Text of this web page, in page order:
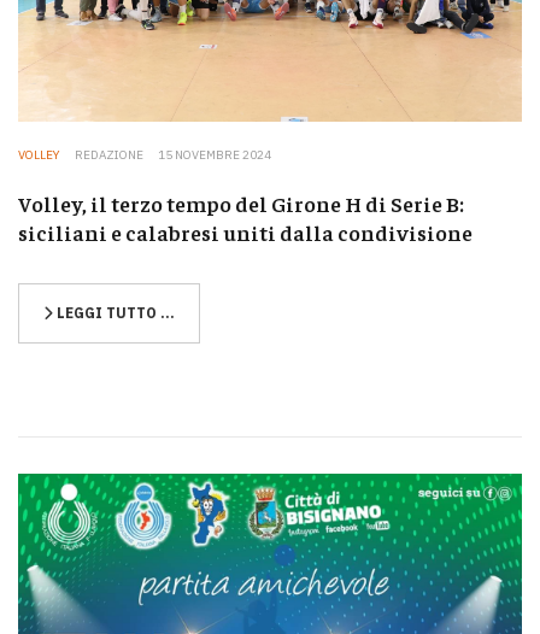
VOLLEY REDAZIONE 15 NOVEMBRE 2024
Volley, il terzo tempo del Girone H di Serie B:
siciliani e calabresi uniti dalla condivisione
LEGGI TUTTO …